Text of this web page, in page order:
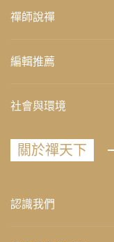
禪師說禪
編輯推薦
社會與環境
關於禪天下
認識我們